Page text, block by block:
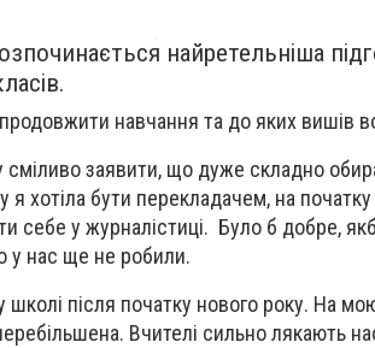
найретельніша
навчання та до яких вишів
заявити, що дуже складно
хотіла бути перекладачем, на
себе у журналістиці. Було б добре,
у нас ще не робили.
після початку нового року. На
Вчителі сильно лякають